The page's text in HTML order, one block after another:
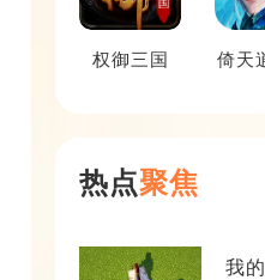
权御三国 倚天
热点聚焦
我